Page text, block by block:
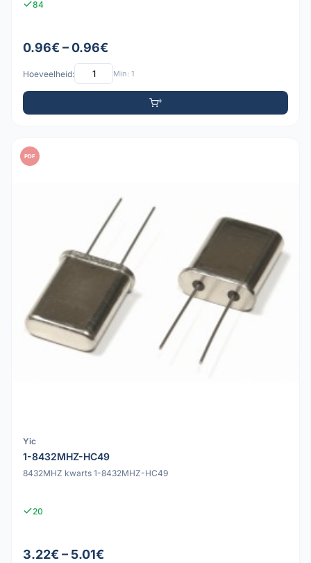
84
0.96€ – 0.96€
Hoeveelheid: Min: 1
PDF
Yic
1-8432MHZ-HC49
8432MHZ kwarts 1-8432MHZ-HC49
20
3.22€ – 5.01€